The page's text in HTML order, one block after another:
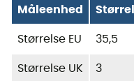
Måleenhed
Størrelse EU 35,5
Størrelse UK 3